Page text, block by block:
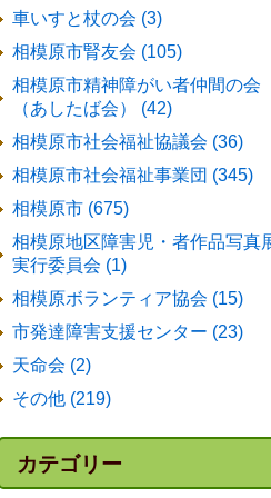
車いすと杖の会 (3)
相模原市腎友会 (105)
相模原市精神障がい者仲間の会
（あしたば会） (42)
相模原市社会福祉協議会 (36)
相模原市社会福祉事業団 (345)
相模原市 (675)
相模原地区障害児・者作品写真
実行委員会 (1)
相模原ボランティア協会 (15)
市発達障害支援センター (23)
天命会 (2)
その他 (219)
カテゴリー